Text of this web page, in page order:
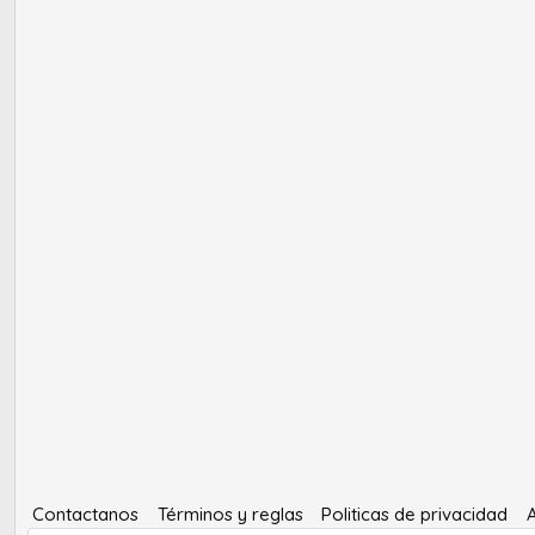
Contactanos Términos y reglas Politicas de privacidad